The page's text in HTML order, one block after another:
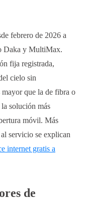
febrero de 2026 a
Daka y MultiMax.
fija registrada,
cielo sin
que la de fibra o
solución más
móvil. Más
servicio se explican
internet gratis a
de